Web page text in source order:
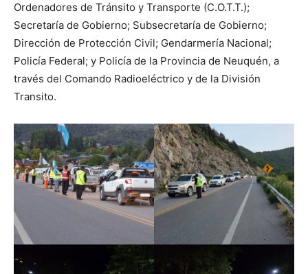
Ordenadores de Tránsito y Transporte (C.O.T.T.);
Secretaría de Gobierno; Subsecretaría de Gobierno;
Dirección de Protección Civil; Gendarmería Nacional;
Policía Federal; y Policía de la Provincia de Neuquén, a
través del Comando Radioeléctrico y de la División
Transito.